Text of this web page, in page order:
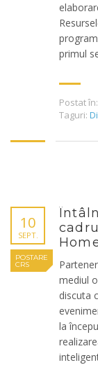
primul
Postat în:
Taguri:
10
SEPT.
POSTARE
CRS
mediul
discuta
la